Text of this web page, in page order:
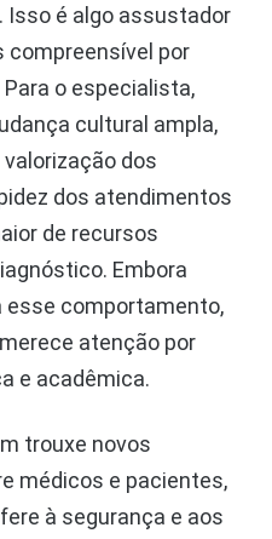
é algo assustador
compreensível por
o especialista,
cultural ampla,
dos
dos atendimentos
de recursos
Embora
esse comportamento,
atenção por
e acadêmica.
trouxe novos
médicos e pacientes,
à segurança e aos